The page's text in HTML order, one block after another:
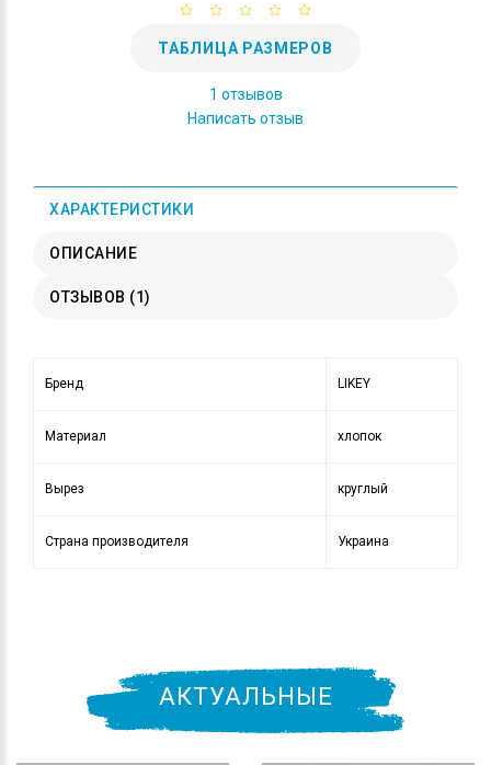
ТАБЛИЦА РАЗМЕРОВ
1 отзывов
Написать отзыв
ХАРАКТЕРИСТИКИ
ОПИСАНИЕ
ОТЗЫВОВ (1)
Бренд LIKEY
Материал хлопок
Вырез круглый
Страна производителя Украина
АКТУАЛЬНЫЕ